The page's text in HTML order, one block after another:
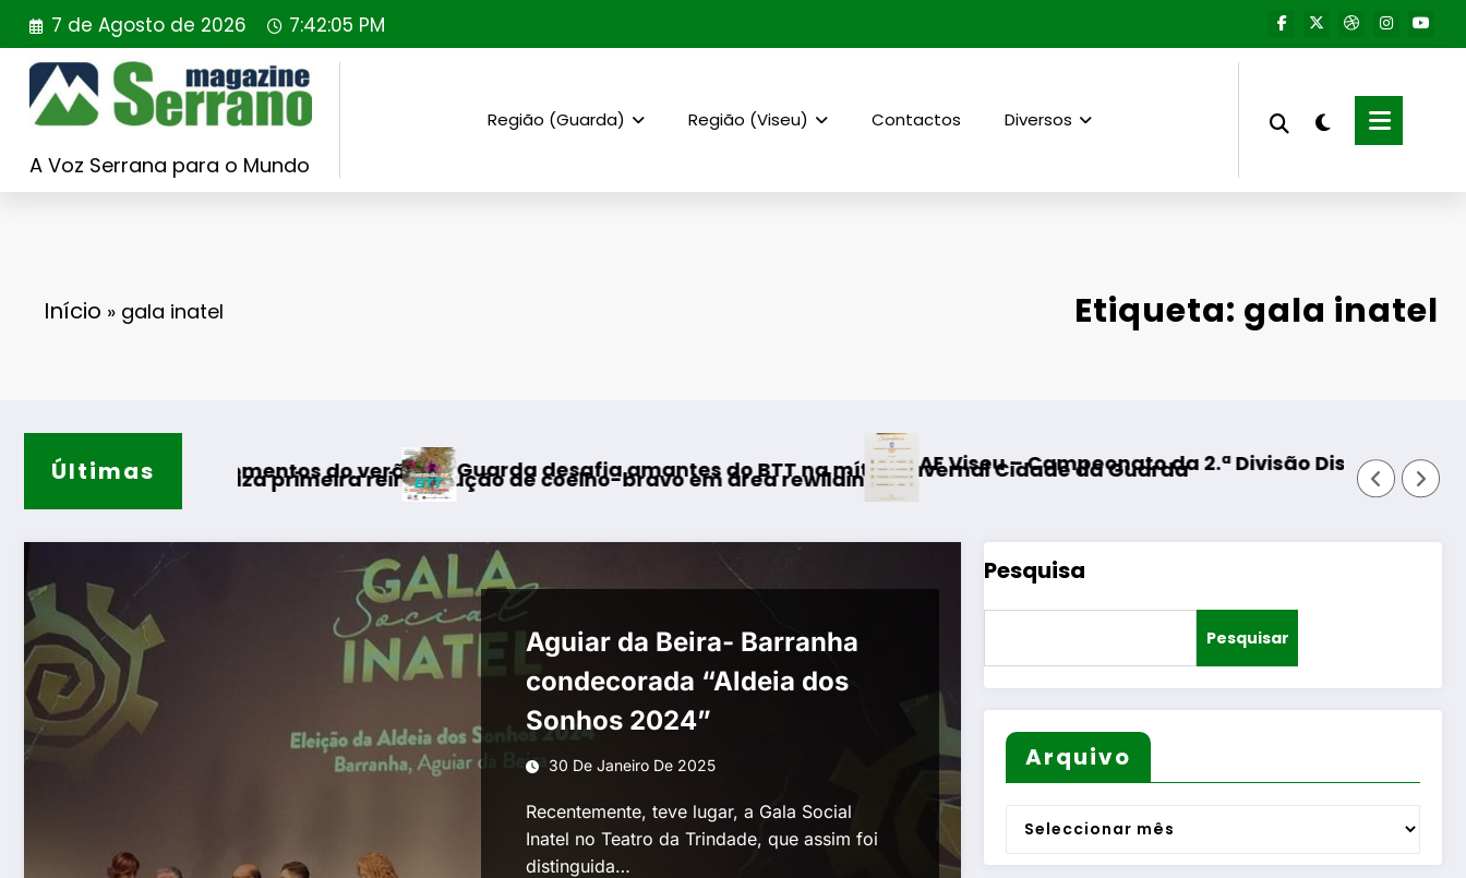
Saltar
para
conteúdo
7 de Agosto de 2026 7:42:06 PM
A Voz Serrana para o Mundo
Região (Guarda) Região (Viseu) Contactos Diversos
Início » gala inatel Etiqueta: gala inatel
Últimas
momentos do verão
realiza primeira reintrodução de coelho-bravo em área rewilding
Guarda desafia amantes do BTT na mítica Invernal Cidade da GuardaAF Viseu – Campeonato da 2.ª Divisão Distrital – ISOJOFER sorteado
Fornos de Algodres –
Aguiar da Beira- Barranha
condecorada “Aldeia dos
Sonhos 2024”
30 De Janeiro De 2025
Recentemente, teve lugar, a Gala Social
Inatel no Teatro da Trindade, que assim foi
distinguida…
Pesquisa
Pesquisar
Arquivo
Arquivo